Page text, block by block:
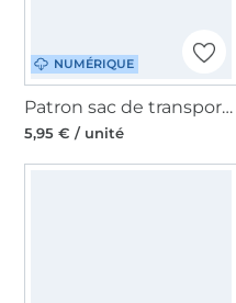
NUMÉRIQUE
Patron sac de transport pour chien pdf Maria Erbsünde, en allemand
5,95 € / unité